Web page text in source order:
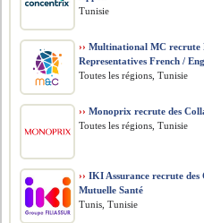
Tunisie
›› Multinational MC recrute
Representatives French /
Toutes les régions, Tunisie
›› Monoprix recrute des
Toutes les régions, Tunisie
›› IKI Assurance recrute des
Mutuelle Santé
Tunis, Tunisie